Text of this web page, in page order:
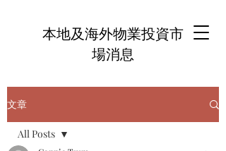
本地及海外物業投資市
場消息
文章
All Posts